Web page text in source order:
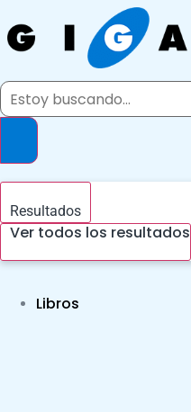
al
contenido
Search
Resultados
Ver todos los resultados
Libros